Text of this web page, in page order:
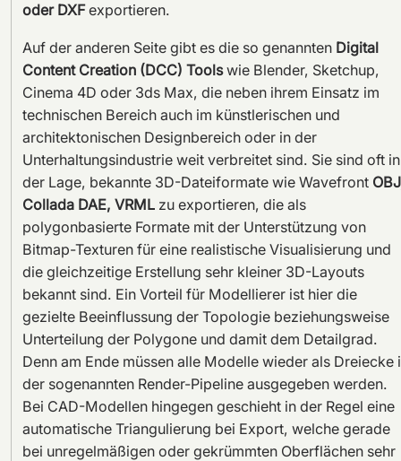
oder DXFexportieren.
Auf der anderen Seite gibt es die so genannten Digital
Content Creation (DCC) Toolswie Blender, Sketchup,
Cinema 4D oder 3ds Max, die neben ihrem Einsatz im
technischen Bereich auch im künstlerischen und
architektonischen Designbereich oder in der
Unterhaltungsindustrie weit verbreitet sind. Sie sind oft in
der Lage, bekannte 3D-Dateiformate wie Wavefront
Collada DAE, VRMLzu exportieren, die als
polygonbasierte Formate mit der Unterstützung von
Bitmap-Texturen für eine realistische Visualisierung und
die gleichzeitige Erstellung sehr kleiner 3D-Layouts
bekannt sind. Ein Vorteil für Modellierer ist hier die
gezielte Beeinflussung der Topologie beziehungsweise
Unterteilung der Polygone und damit dem Detailgrad.
Denn am Ende müssen alle Modelle wieder als Dreiecke
der sogenannten Render-Pipeline ausgegeben werden.
Bei CAD-Modellen hingegen geschieht in der Regel eine
automatische Triangulierung bei Export, welche gerade
bei unregelmäßigen oder gekrümmten Oberflächen sehr